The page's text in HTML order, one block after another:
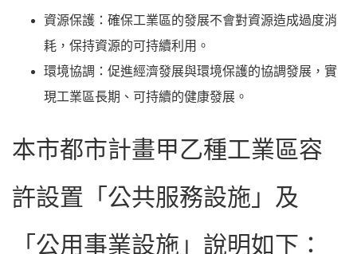
資源保護：確保工業區的發展不會對資源造成過度消
耗，保持資源的可持續利用。
環境協調：促進經濟發展與環境保護的協調發展，實
現工業區長期、可持續的健康發展。
本市都市計畫甲乙種工業區容
許設置「公共服務設施」及
「公用事業設施」說明如下：